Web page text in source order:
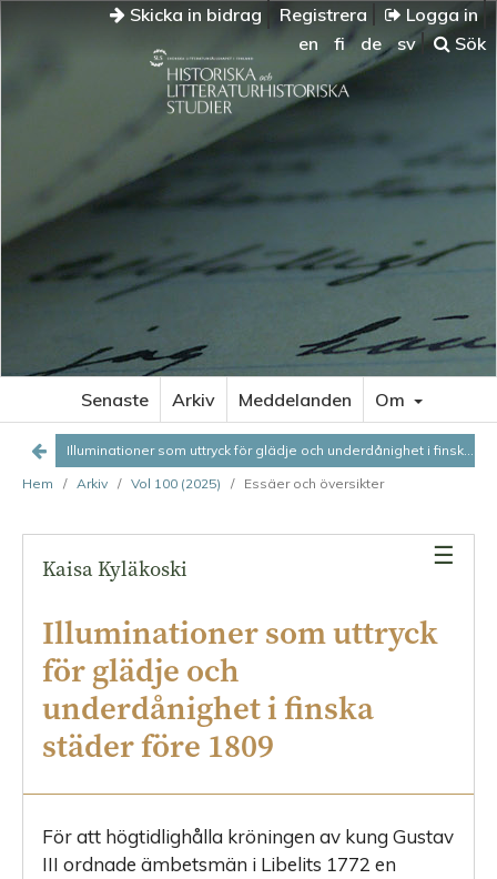
Skicka in bidrag Registrera
Logga in
en
fi de sv Sök
Senaste Arkiv Meddelanden Om
Illuminationer som uttryck för glädje och underdånighet i finska städer före 1809
Hem
/ Arkiv / Vol 100 (2025) / Essäer och översikter
ILLUMINATIONER
OCH
UNDERDÅNIGHET
FINSKA
STÄDER
1809
Illuminationernas
förhistoria
Strävan
en
enhetlig
belysning
Passande
illuminationsformer
Alternativ
till
illuminationer
Illuminationernas
budskap
☰
Kaisa Kyläkoski
Illuminationer som uttryck
för glädje och
underdånighet i finska
städer före 1809
För att högtidlighålla kröningen av kung Gustav
III ordnade ämbetsmän i Libelits 1772 en